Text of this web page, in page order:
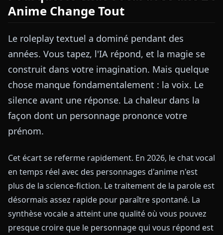
Anime Change Tout
Le roleplay textuel a dominé pendant des
années. Vous tapez, l'IA répond, et la magie se
construit dans votre imagination. Mais quelque
chose manque fondamentalement : la voix. Le
silence avant une réponse. La chaleur dans la
façon dont un personnage prononce votre
prénom.
Cet écart se referme rapidement. En 2026, le chat vocal
en temps réel avec des personnages d'anime n'est
plus de la science-fiction. Le traitement de la parole est
désormais assez rapide pour paraître spontané. La
synthèse vocale a atteint une qualité où vous pouvez
presque croire que le personnage qui vous répond est